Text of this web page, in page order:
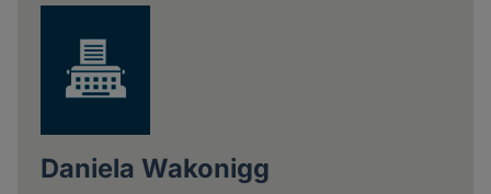
Daniela Wakonigg